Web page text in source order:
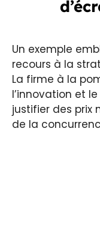
Un exemple
recours à la
La firme à la
l’innovation et
justifier des prix
de la